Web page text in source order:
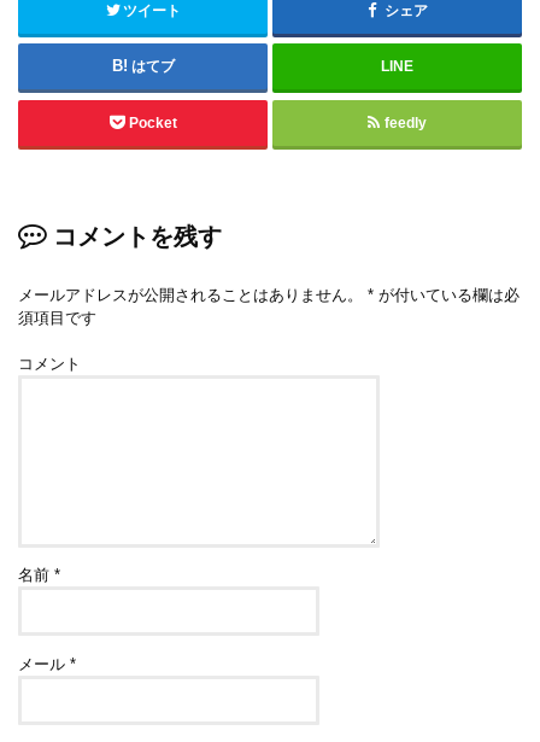
ツイート シェア
はてブ LINE
Pocket feedly
コメントを残す
メールアドレスが公開されることはありません。 * が付いている欄は必
須項目です
コメント
名前*
メール*